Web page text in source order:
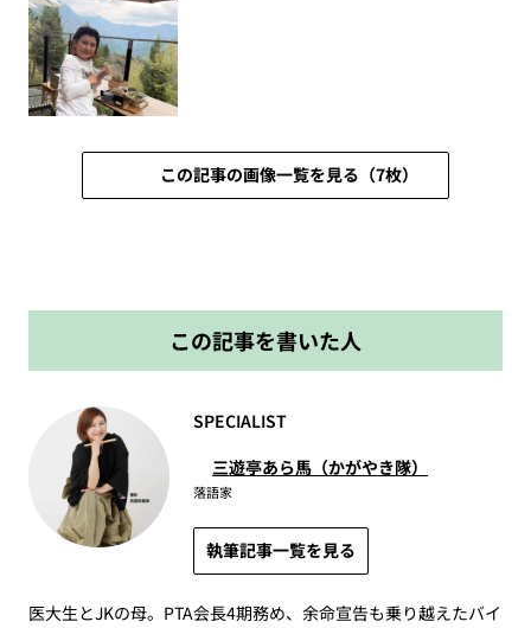
この記事の画像一覧を見る（7枚）
この記事を書いた人
SPECIALIST
三遊亭あら馬（かがやき隊）
落語家
執筆記事一覧を見る
医大生とJKの母。PTA会長4期務め、余命宣告も乗り越えたバイ